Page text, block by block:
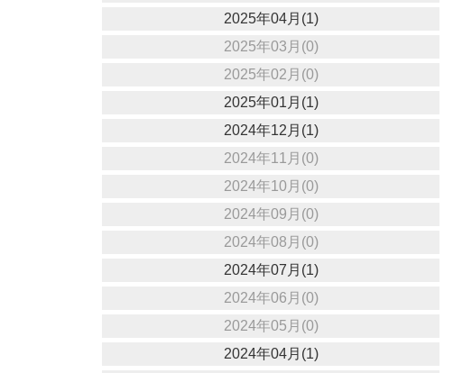
2025年04月(1)
2025年03月(0)
2025年02月(0)
2025年01月(1)
2024年12月(1)
2024年11月(0)
2024年10月(0)
2024年09月(0)
2024年08月(0)
2024年07月(1)
2024年06月(0)
2024年05月(0)
2024年04月(1)